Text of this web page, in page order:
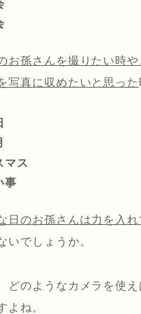
お孫さんを撮りたい時
写真に収めたいと思った
マス
事
日のお孫さんは力を入
いでしょうか。
どのようなカメラを使
よね。